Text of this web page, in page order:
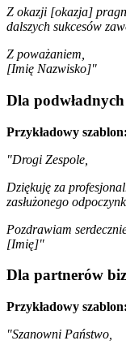
Z okazji [okazja]
dalszych sukcesów
Z poważaniem,
[Imię Nazwisko]"
Dla podwładnych
Przykładowy szablon:
"Drogi Zespole,
Dziękuję za
zasłużonego
Pozdrawiam
[Imię]"
Dla partnerów
Przykładowy szablon:
"Szanowni Państwo,